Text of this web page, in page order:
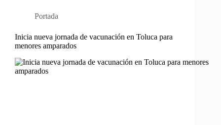
Portada
Inicia nueva jornada de vacunación en Toluca para
menores amparados